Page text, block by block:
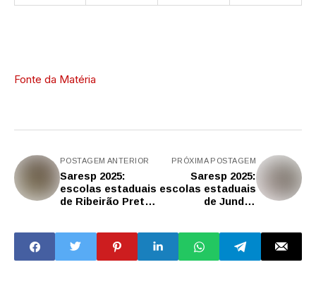
Fonte da Matéria
POSTAGEM ANTERIOR
Saresp 2025:
escolas estaduais
de Ribeirão Preto
língua portuguesa
em todos os anos
do Ensino
PRÓXIMA POSTAGEM
Saresp 2025:
escolas estaduais
de Jundiaí
língua portuguesa
no 9º ano